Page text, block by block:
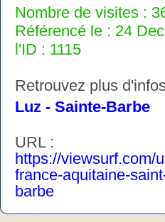
Nombre de visites :
Référencé le : 24
l'ID : 1115
Retrouvez plus
Luz - Sainte-Barbe
URL :
https://viewsurf.com/
france-aquitaine-
barbe